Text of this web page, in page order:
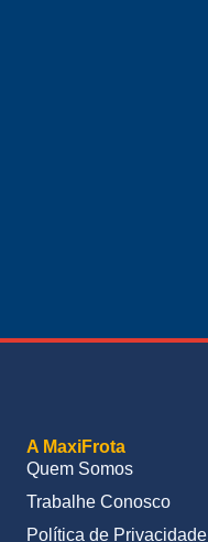
A MaxiFrota
Quem Somos
Trabalhe Conosco
Política de Privacidade